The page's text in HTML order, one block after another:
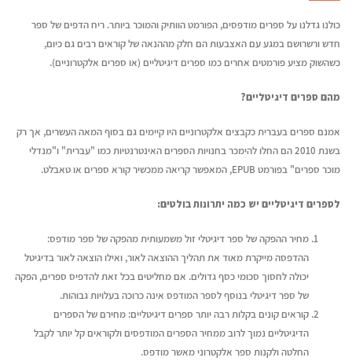
כדאי
ספר
כולנו גדלנו על ספרים מודפסים, הפורמט הוותיק והמוכר ביותר. ריח הדפים של ספר
חדש ורשרושם במגע עם האצבעות הם חלק מההנאה של קוראים רבים גם כיום,
כשהשוק מציע פורמטים אחרים כמו ספרים דיגיטליים (או ספרים אלקטרוניים).
מהם ספרים דיגיטליים?
אמנם ספרים בעברית כקבצים אלקטרוניים היו קיימים גם בסוף המאה העשרים, אך רק
בשנת 2010 הם החלו להימכר בחנויות הספרים האינטרנטיות כמו "עברית" ו"מנדלי
מוכר ספרים" בפורמט EPUB, המאפשר קריאה ממכשיר קורא ספרים או טאבלט.
לספרים דיגיטליים יש כמה יתרונות בולטים:
מחיר ההפקה של ספר דיגיטלי זול משמעותית מהפקה של ספר מודפס:
ההדפסה מייקרת מאוד את תהליך ההוצאה לאור, ואילו הוצאה לאור בדיגיטל
יכולה לחסוך סכומי כסף גדולים. אם מחליטים בכל זאת להדפיס ספרים, הפקה
של ספר דיגיטלי בנוסף לספר המודפס אינה כרוכה בעלויות גבוהות.
קוראים קונים בקלות רבה יותר ספרים דיגיטליים: מחירם של הספרים
הדיגיטליים נמוך לרוב ממחיר הספרים המודפסים ולקוראים קל יותר לקבל
החלטה ולקנות ספר אלקטרוני מאשר מודפס.
איך לשמור על קול אותנטי
איך לשווק את הספר שלכם בעידן
ה-AI
יוני 16, 2026
דן טימור על הספר
ההוצאה לאור של
יולי 12, 2026